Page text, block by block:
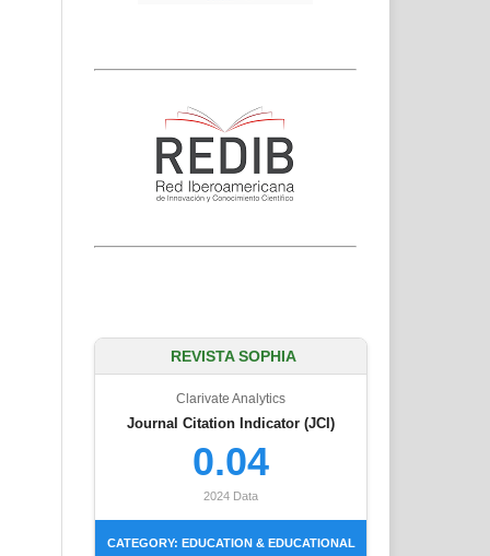
REVISTA SOPHIA
Clarivate Analytics
Journal Citation Indicator (JCI)
0.04
2024 Data
CATEGORY: EDUCATION & EDUCATIONAL